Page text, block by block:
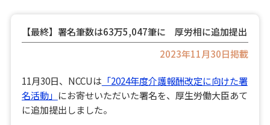
【最終】署名筆数は63万5,047筆に 厚労相に追加提出
2023年11月30日掲載
11月30日、NCCUは 「2024年度介護報酬改定に向けた署
名活動」 にお寄せいただいた署名を、厚生労働大臣あて
に追加提出しました。